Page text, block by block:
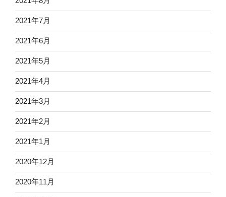
2021年7月
2021年6月
2021年5月
2021年4月
2021年3月
2021年2月
2021年1月
2020年12月
2020年11月